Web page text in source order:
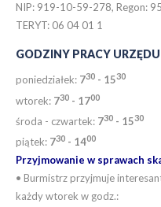
NIP: 919-10-59-278, Regon:
TERYT: 06 04 01 1
GODZINY PRACY URZĘDU
poniedziałek: 730 - 1530
wtorek: 730 - 1700
środa - czwartek: 730 - 1530
piątek: 730 - 1400
Przyjmowanie w sprawach
• Burmistrz przyjmuje
każdy wtorek w godz.: